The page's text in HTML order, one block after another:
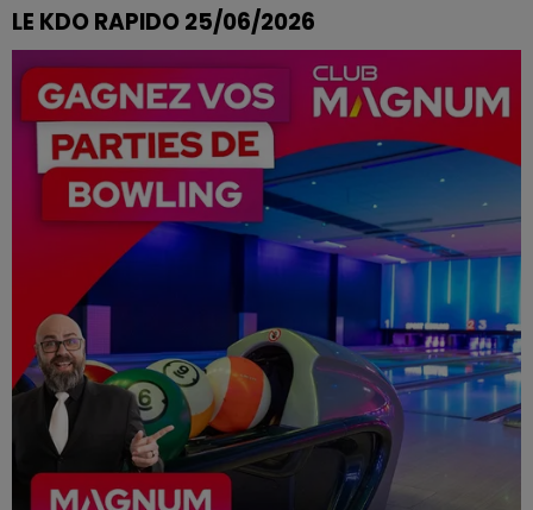
LE KDO RAPIDO 25/06/2026
LAETITIA DE MIRECOURT REMPORTE SES PARTIES DE
BOWLING CHEZ SPORT BOWLING A EPINAL